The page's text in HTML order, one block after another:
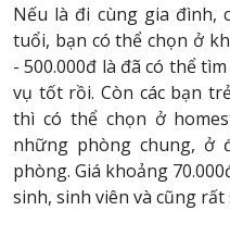
Nếu là đi cùng gia đình,
tuổi, bạn có thể chọn ở
- 500.000đ là đã có thể
vụ tốt rồi. Còn các bạn
thì có thể chọn ở
những phòng chung, ở
phòng. Giá khoảng
sinh, sinh viên và cũng rất